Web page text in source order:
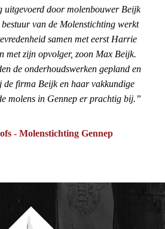
uitgevoerd door molenbouwer Beijk
van de Molenstichting werkt
samen met eerst Harrie
met zijn opvolger, zoon Max Beijk.
de onderhoudswerken gepland en
de firma Beijk en haar vakkundige
molens in Gennep er prachtig bij.
- Molenstichting Gennep